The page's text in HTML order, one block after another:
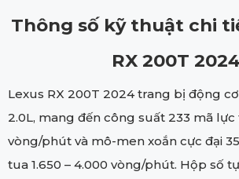
Thông số kỹ thuật chi
RX 200T 2024
Lexus RX 200T 2024 trang bị động
2.0L, mang đến công suất 233 mã lực
vòng/phút và mô-men xoắn cực đại
tua 1.650 – 4.000 vòng/phút. Hộp số